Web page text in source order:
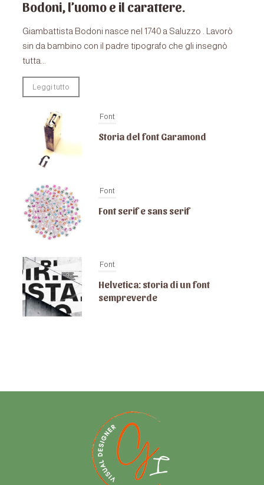
Bodoni, l’uomo e il carattere.
Giambattista Bodoni nasce nel 1740 a Saluzzo . Lavorò
sin da bambino con il padre tipografo che gli insegnò
tutta...
Leggi tutto
Font
Storia del font Garamond
Font
Font serif e sans serif
Font
Helvetica: storia di un font
sempreverde